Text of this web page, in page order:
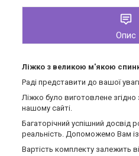
Опис
Ліжко з великою м'якою
Раді представити до вашої
Ліжко було виготовлене
нашому сайті.
Багаторічний успішний
реальність. Допоможемо Вам
Вартість комплекту залежить